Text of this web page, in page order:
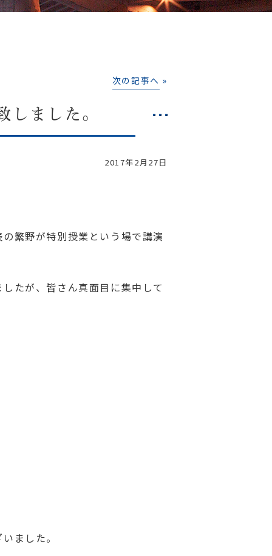
次の記事へ »
しました。
2017年2月27日
繁野が特別授業という場で講演
たが、皆さん真面目に集中して
ました。